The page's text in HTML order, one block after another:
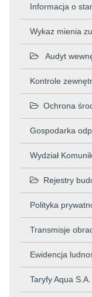
Informacja o
Wykaz mienia
Audyt
Kontrole
Ochrona
Gospodarka
Wydział
Rejestry
Polityka
Transmisje
Ewidencja
Taryfy Aqua